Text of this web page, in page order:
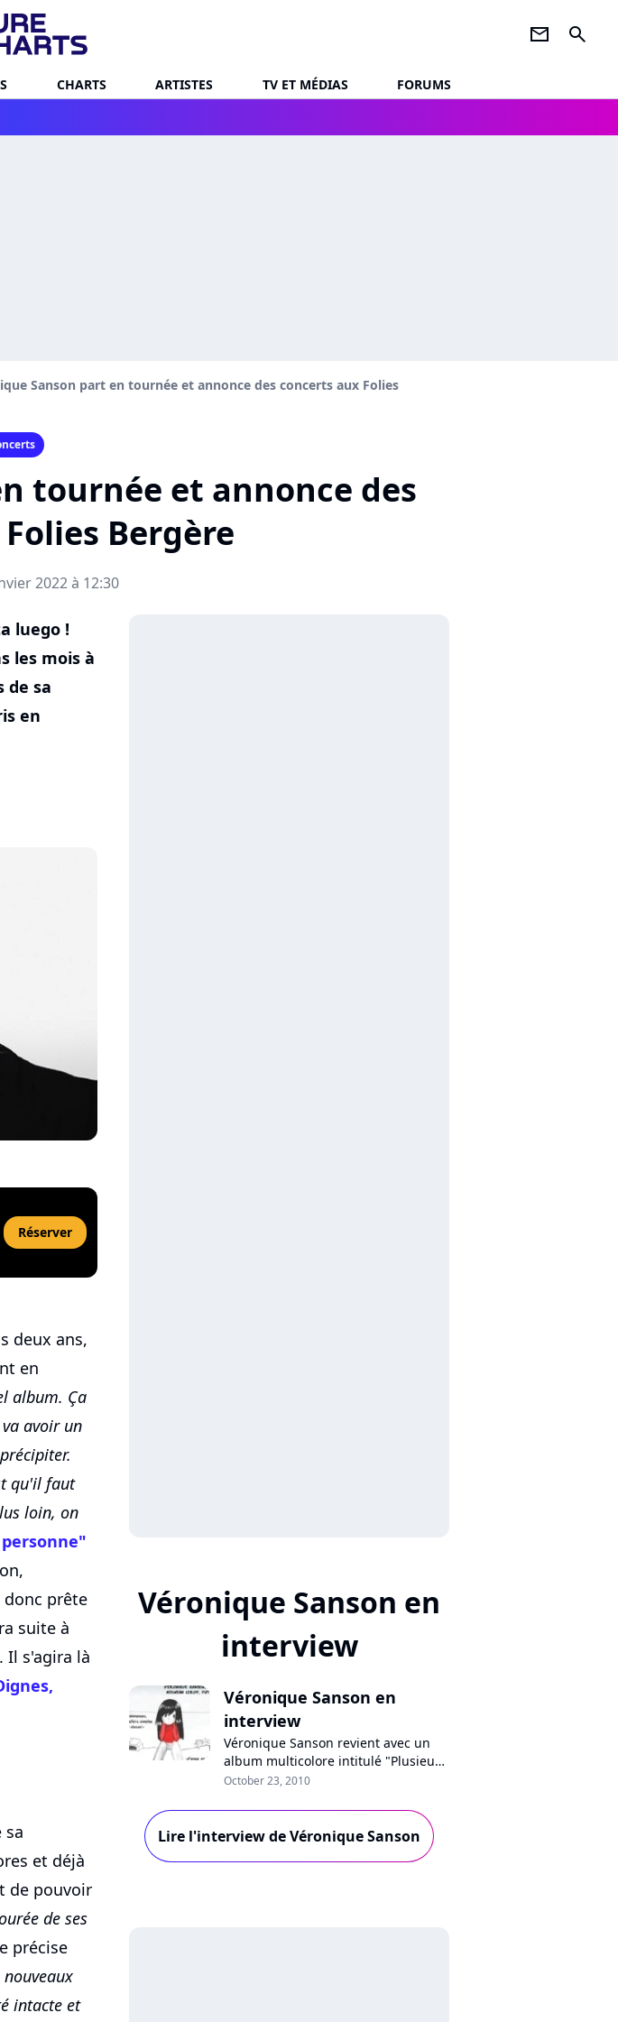
newsletter search
CHARTS ARTISTES TV ET MÉDIAS
FORUMS
Sanson part en tournée et annonce des concerts aux Folies
tournée et annonce des
Bergère
2022 à 12:30
luego !
les mois à
de sa
en
Réserver
deux ans,
en
album. Ça
avoir un
qu'il faut
loin, on
donc prête
suite à
Il s'agira là
sa
et déjà
de pouvoir
de ses
précise
intacte et
Véronique Sanson en
interview
Véronique Sanson en
interview
Véronique Sanson revient avec un
album multicolore intitulé "Plusieurs
lunes", dans les bacs et en
plateformes lundi prochain, le 25
octobre. Souriante comme toujours,
disponible et chaleureuse : nous
October 23, 2010
Lire l'interview de Véronique Sanson